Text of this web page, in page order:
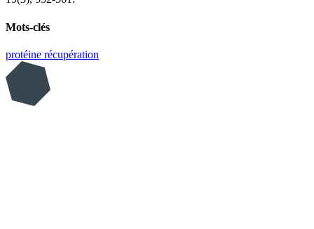
Mots-clés
protéine récupération